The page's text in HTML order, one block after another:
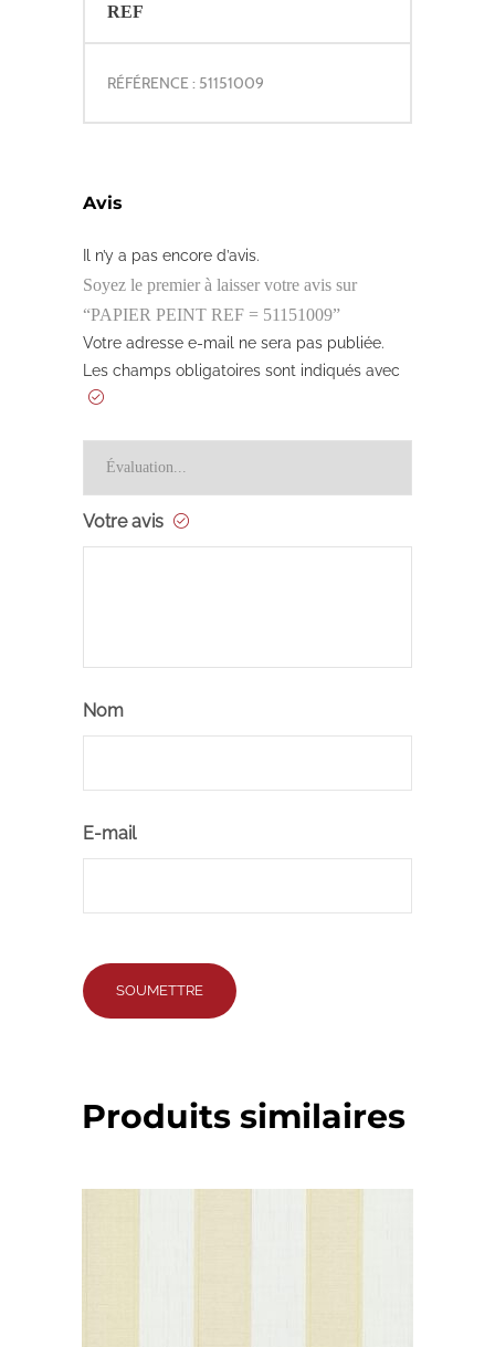
REF
RÉFÉRENCE : 51151009
Avis
Il n’y a pas encore d’avis.
Soyez le premier à laisser votre avis sur
“PAPIER PEINT REF = 51151009”
Votre adresse e-mail ne sera pas publiée.
Les champs obligatoires sont indiqués avec
Votre avis
Nom
E-mail
Produits similaires